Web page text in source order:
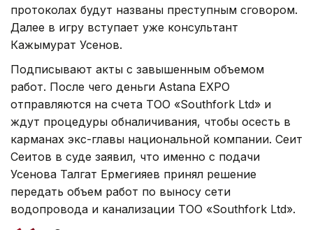
протоколах будут названы преступным сговором.
Далее в игру вступает уже консультант
Кажымурат Усенов.
Подписывают акты с завышенным объемом
работ. После чего деньги Astana EXPO
отправляются на счета ТОО «Southfork Ltd» и
ждут процедуры обналичивания, чтобы осесть в
карманах экс-главы национальной компании. Сеит
Сеитов в суде заявил, что именно с подачи
Усенова Талгат Ермегияев принял решение
передать объем работ по выносу сети
водопровода и канализации ТОО «Southfork Ltd».